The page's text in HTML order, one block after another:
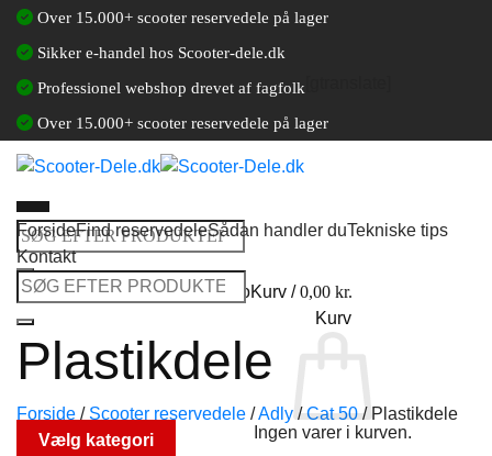
Fortsæt
indhold
Over 15.000+ scooter reservedele på lager
Sikker e-handel hos Scooter-dele.dk
Professionel webshop drevet af fagfolk
Over 15.000+ scooter reservedele på lager
Søg
efter:
Log ind / Opret en kundekontoKurv /0,00 kr.
Kurv
Ingen varer i kurven.
ForsideFind reservedeleSådan handler duTekniske tips
Kontakt
Søg
efter:
Plastikdele
Forside / Scooter reservedele /Adly / Cat 50 /Plastikdele
Vælg kategori